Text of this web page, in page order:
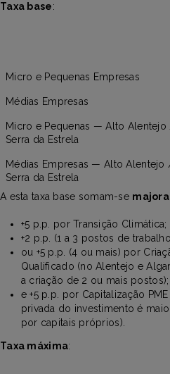
Taxa base:
Micro e Pequenas Empresas
Médias Empresas
Micro e Pequenas — Alto Alentejo
Serra da Estrela
Médias Empresas — Alto Alentejo
Serra da Estrela
A esta taxa base somam-se
+5 p.p. por Transição Climática;
+2 p.p. (1 a 3 postos de
ou +5 p.p. (4 ou mais) por
Qualificado (no Alentejo e
a criação de 2 ou mais postos);
e +5 p.p. por Capitalização
privada do investimento é
por capitais próprios).
Taxa máxima: